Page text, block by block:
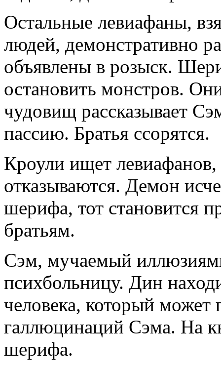
Остальные левиафаны,
людей, демонстративно
объявлены в розыск.
остановить монстров.
чудовищ рассказывает
пассию. Братья ссорятся.
Кроули ищет
отказываются. Демон
шерифа, тот становится
братьям.
Сэм, мучаемый
психбольницу. Дин
человека, который может
галлюцинаций Сэма. На
шерифа.